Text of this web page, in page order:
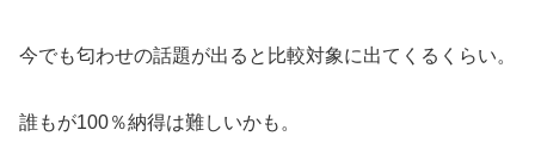
今でも匂わせの話題が出ると比較対象に出てくるくらい。
誰もが100％納得は難しいかも。